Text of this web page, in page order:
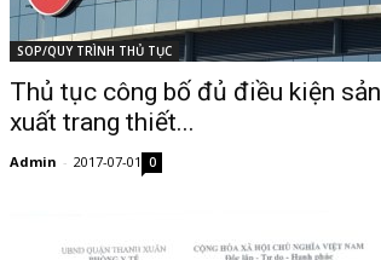
SOP/QUY TRÌNH THỦ TỤC
Thủ tục công bố đủ điều kiện sản
xuất trang thiết...
Admin - 2017-07-01 0